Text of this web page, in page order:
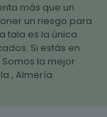
más que un
un riesgo para
tala es la única
Si estás en
la mejor
, Almería.